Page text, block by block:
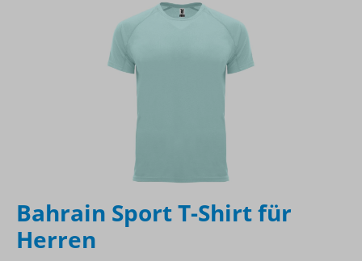
Bahrain Sport T-Shirt für
Herren